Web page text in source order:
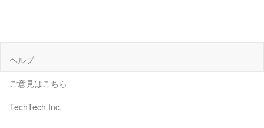
ヘルプ
ご意見はこちら
TechTech Inc.